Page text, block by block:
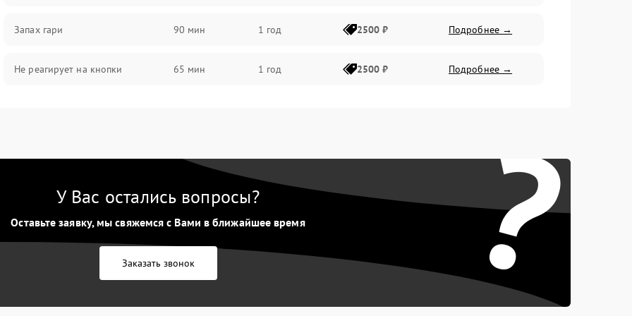
Запах гари 90 мин 1 год 2500 ₽ Подробнее →
Не реагирует на кнопки 65 мин 1 год 2500 ₽ Подробнее →
?
У Вас остались вопросы?
Оставьте заявку, мы свяжемся с Вами в ближайшее время
Заказать звонок